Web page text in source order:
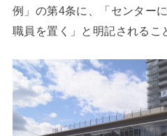
例」の第4条に、「センター
職員を置く」と明記されるこ